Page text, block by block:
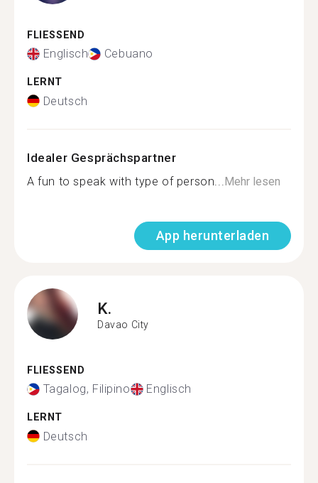
FLIESSEND
Englisch Cebuano
LERNT
Deutsch
Idealer Gesprächspartner
A fun to speak with type of person... Mehr lesen
App herunterladen
K.
Davao City
FLIESSEND
Tagalog, Filipino Englisch
LERNT
Deutsch